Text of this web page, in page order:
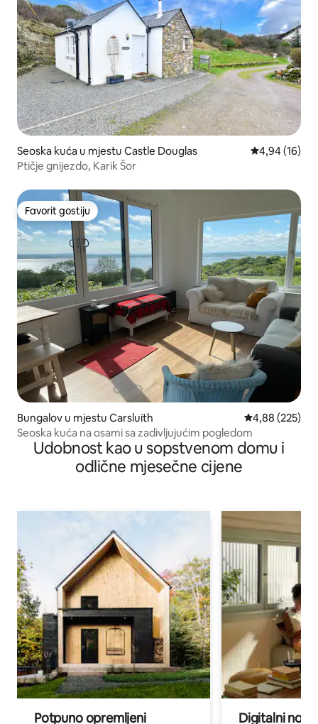
Seoska kuća u mjestu Castle Douglas prosječna
4,94 (16)
Ptičje gnijezdo, Karik Šor
Favorit gostiju
Favorit gostiju
Bungalov u mjestu Carsluith prosječna
4,88 (225)
Seoska kuća na osami sa zadivljujućim pogledom
Udobnost kao u sopstvenom domu i
odlične mjesečne cijene
Potpuno opremljeni Digitalni